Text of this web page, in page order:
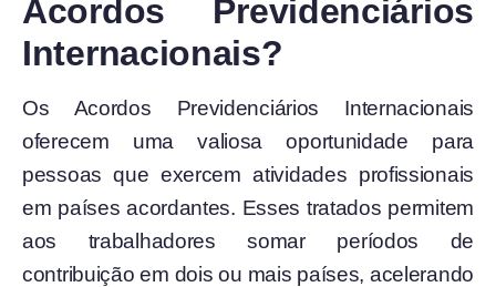
Acordos Previdenciários
Internacionais?
Os Acordos Previdenciários Internacionais
oferecem uma valiosa oportunidade para
pessoas que exercem atividades profissionais
em países acordantes. Esses tratados permitem
aos trabalhadores somar períodos de
contribuição em dois ou mais países, acelerando